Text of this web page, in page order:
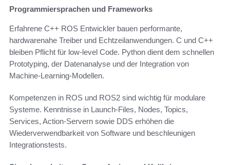
Programmiersprachen und Frameworks
Erfahrene C++ ROS Entwickler bauen performante,
hardwarenahe Treiber und Echtzeilanwendungen. C und C++
bleiben Pflicht für low-level Code. Python dient dem schnellen
Prototyping, der Datenanalyse und der Integration von
Machine-Learning-Modellen.
Kompetenzen in ROS und ROS2 sind wichtig für modulare
Systeme. Kenntnisse in Launch-Files, Nodes, Topics,
Services, Action-Servern sowie DDS erhöhen die
Wiederverwendbarkeit von Software und beschleunigen
Integrationstests.